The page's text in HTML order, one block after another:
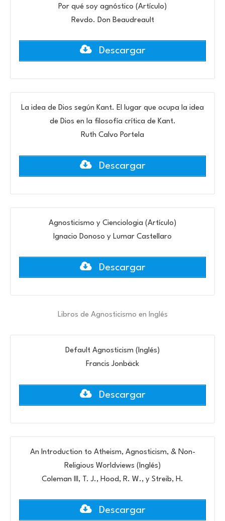
Por qué soy agnóstico (Artículo)
Revdo. Don Beaudreault
Descargar
La idea de Dios según Kant. El lugar que ocupa la idea
de Dios en la filosofía crítica de Kant.
Ruth Calvo Portela
Descargar
Agnosticismo y Cienciologia (Artículo)
Ignacio Donoso y Lumar Castellaro
Descargar
Libros de Agnosticismo en Inglés
Default Agnosticism (Inglés)
Francis Jonbäck
Descargar
An Introduction to Atheism, Agnosticism, & Non-
Religious Worldviews (Inglés)
Coleman III, T. J., Hood, R. W., y Streib, H.
Descargar